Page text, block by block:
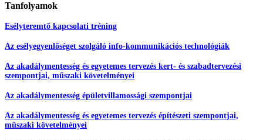
Tanfolyamok
Esélyteremtő kapcsolati tréning
Az esélyegyenlőséget szolgáló info-kommunikációs technológiák
Az akadálymentesség és egyetemes tervezés kert- és szabadtervezési
szempontjai, műszaki követelményei
Az akadálymentesség épületvillamossági szempontjai
Az akadálymentesség és egyetemes tervezés építészeti szempontjai,
műszaki követelményei